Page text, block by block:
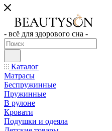
- всё для здорового сна -
Каталог
Матрасы
Беспружинные
Пружинные
В рулоне
Кровати
Подушки и одеяла